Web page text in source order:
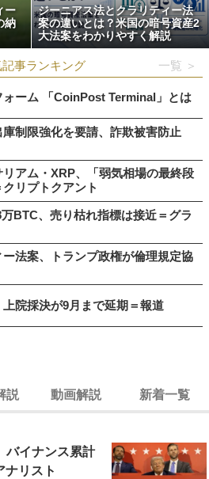
ー
納
ジーニアス法とクラリティー法
案の違いとは？米国の暗号資産2
大法案をわかりやすく解説
記事ランキング 一覧 ＞
ーム 「CoinPost Terminal」とは
制限強化を要請、詐欺被害防止
アム・XRP、「弱気相場の最終段
リプトクアント
BTC、売り枯れ指標は接近＝グラ
法案、トランプ政権が倫理規定協
院採決が9月まで延期＝報道
説 動画解説 新着一覧
バイナンス累計
ナリスト